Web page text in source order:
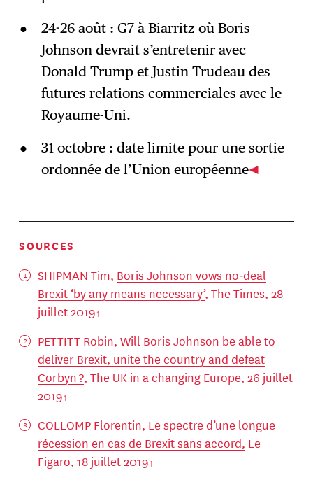
24-26 août : G7 à Biarritz où Boris
Johnson devrait s’entretenir avec
Donald Trump et Justin Trudeau des
futures relations commerciales avec le
Royaume-Uni.
31 octobre : date limite pour une sortie
ordonnée de l’Union européenne
SOURCES
SHIPMAN Tim, Boris Johnson vows no‑deal
Brexit ‘by any means necessary’, The Times, 28
juillet 2019
PETTITT Robin, Will Boris Johnson be able to
deliver Brexit, unite the country and defeat
Corbyn ?, The UK in a changing Europe, 26 juillet
2019
COLLOMP Florentin, Le spectre d’une longue
récession en cas de Brexit sans accord, Le
Figaro, 18 juillet 2019